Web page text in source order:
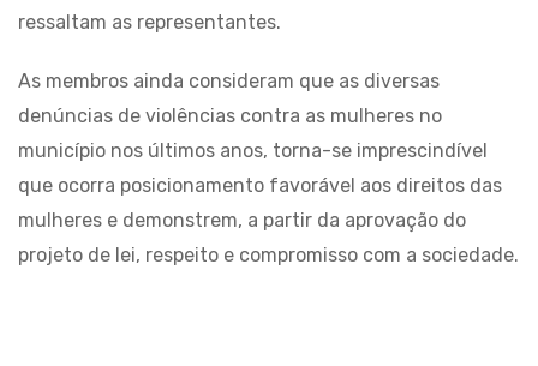
ressaltam as representantes.
As membros ainda consideram que as diversas
denúncias de violências contra as mulheres no
município nos últimos anos, torna-se imprescindível
que ocorra posicionamento favorável aos direitos das
mulheres e demonstrem, a partir da aprovação do
projeto de lei, respeito e compromisso com a sociedade.